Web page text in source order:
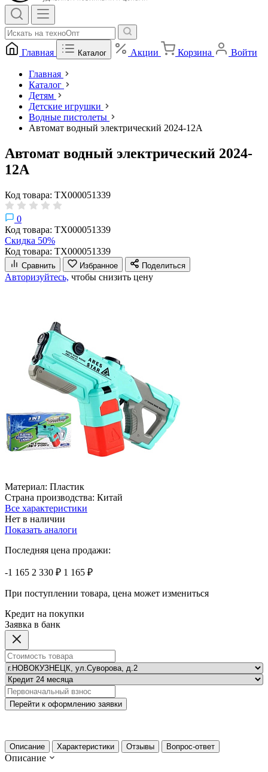
Главная Каталог Акции Корзина Войти
Главная
Каталог
Детям
Детские игрушки
Водные пистолеты
Автомат водный электрический 2024-12A
Автомат водный электрический 2024-
12A
Код товара: ТХ000051339
0
Код товара: ТХ000051339
Скидка 50%
Код товара: ТХ000051339
Сравнить Избранное Поделиться
Авторизуйтесь, чтобы снизить цену
Материал: Пластик
Страна производства: Китай
Все характеристики
Нет в наличии
Показать аналоги
Последняя цена продажи:
-1 165 2 330 ₽ 1 165 ₽
При поступлении товара, цена может измениться
Кредит на покупки
Заявка в банк
Перейти к оформлению заявки
Описание Характеристики Отзывы Вопрос-ответ
Описание